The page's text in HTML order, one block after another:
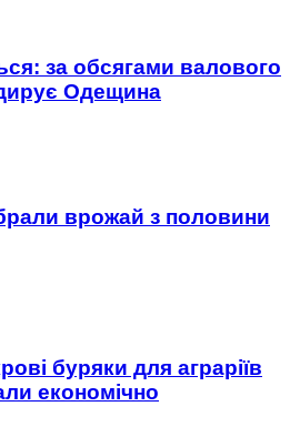
за обсягами валового
Одещина
врожай з половини
буряки для аграріїв
економічно